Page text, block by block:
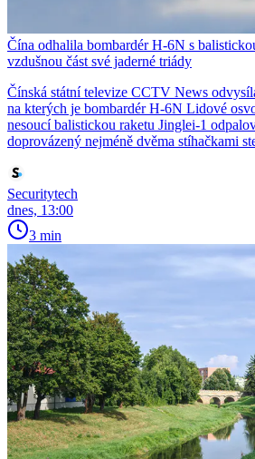
Čína odhalila bombardér H-6N s
vzdušnou část své jaderné triády
Čínská státní televize CCTV News
na kterých je bombardér H-6N Lidové
nesoucí balistickou raketu Jinglei-1
doprovázený nejméně dvěma stíhačkami
Securitytech
dnes, 13:00
3 min